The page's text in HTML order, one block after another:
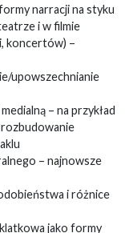
narracji na styku
i w filmie
koncertów) –
upowszechnianie
– na przykład
– najnowsze
i różnice
jako formy